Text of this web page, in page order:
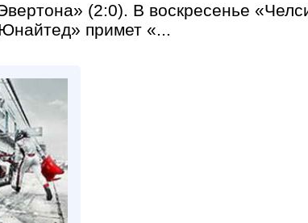
(2:0). В воскресенье
примет «...